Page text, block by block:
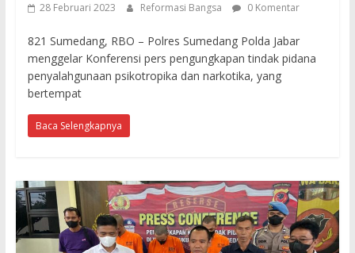
28 Februari 2023 Reformasi Bangsa 0 Komentar
821 Sumedang, RBO – Polres Sumedang Polda Jabar
menggelar Konferensi pers pengungkapan tindak pidana
penyalahgunaan psikotropika dan narkotika, yang
bertempat
Baca Selengkapnya